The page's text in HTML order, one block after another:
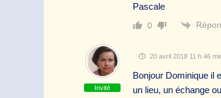
Pascale
0
Invité
20 avril 2018 11 h 46
Bonjour Dominique il
un lieu, un échange